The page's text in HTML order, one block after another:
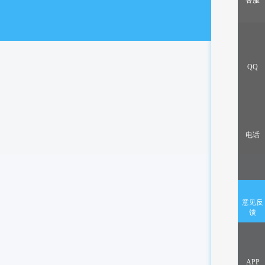
QQ
电话
意见反
馈
APP